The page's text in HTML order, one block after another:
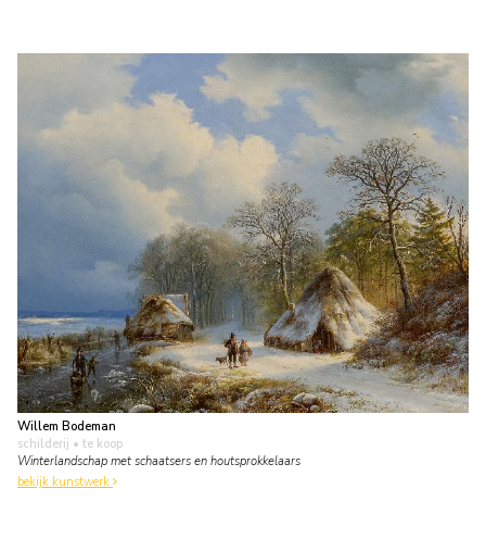
Willem Bodeman
schilderij • te koop
Winterlandschap met schaatsers en houtsprokkelaars
bekijk kunstwerk